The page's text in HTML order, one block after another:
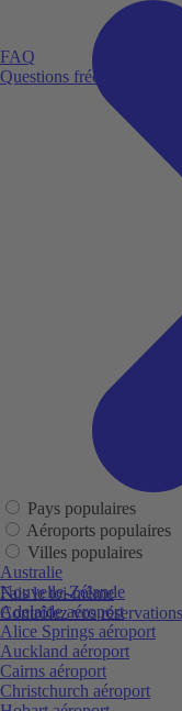
FAQ
Questions fréquemment
Fais le toi-même
Contrôlez vos
Pays populaires
Aéroports populaires
Villes populaires
Australie
Nouvelle-Zélande
Adelaide aéroport
Alice Springs aéroport
Auckland aéroport
Cairns aéroport
Christchurch aéroport